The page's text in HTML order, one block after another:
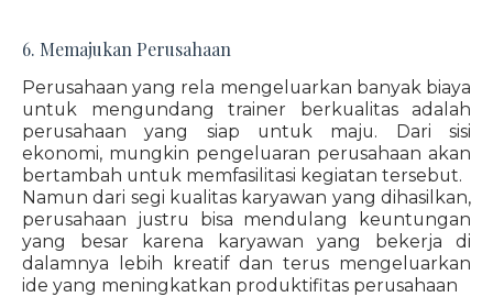
6. Memajukan Perusahaan
Perusahaan yang rela mengeluarkan banyak biaya
untuk mengundang trainer berkualitas adalah
perusahaan yang siap untuk maju. Dari sisi
ekonomi, mungkin pengeluaran perusahaan akan
bertambah untuk memfasilitasi kegiatan tersebut.
Namun dari segi kualitas karyawan yang dihasilkan,
perusahaan justru bisa mendulang keuntungan
yang besar karena karyawan yang bekerja di
dalamnya lebih kreatif dan terus mengeluarkan
ide yang meningkatkan produktifitas perusahaan